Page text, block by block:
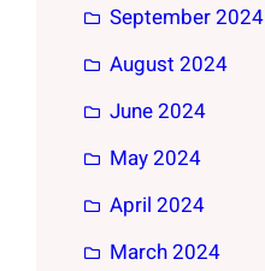
September 2024
August 2024
June 2024
May 2024
April 2024
March 2024